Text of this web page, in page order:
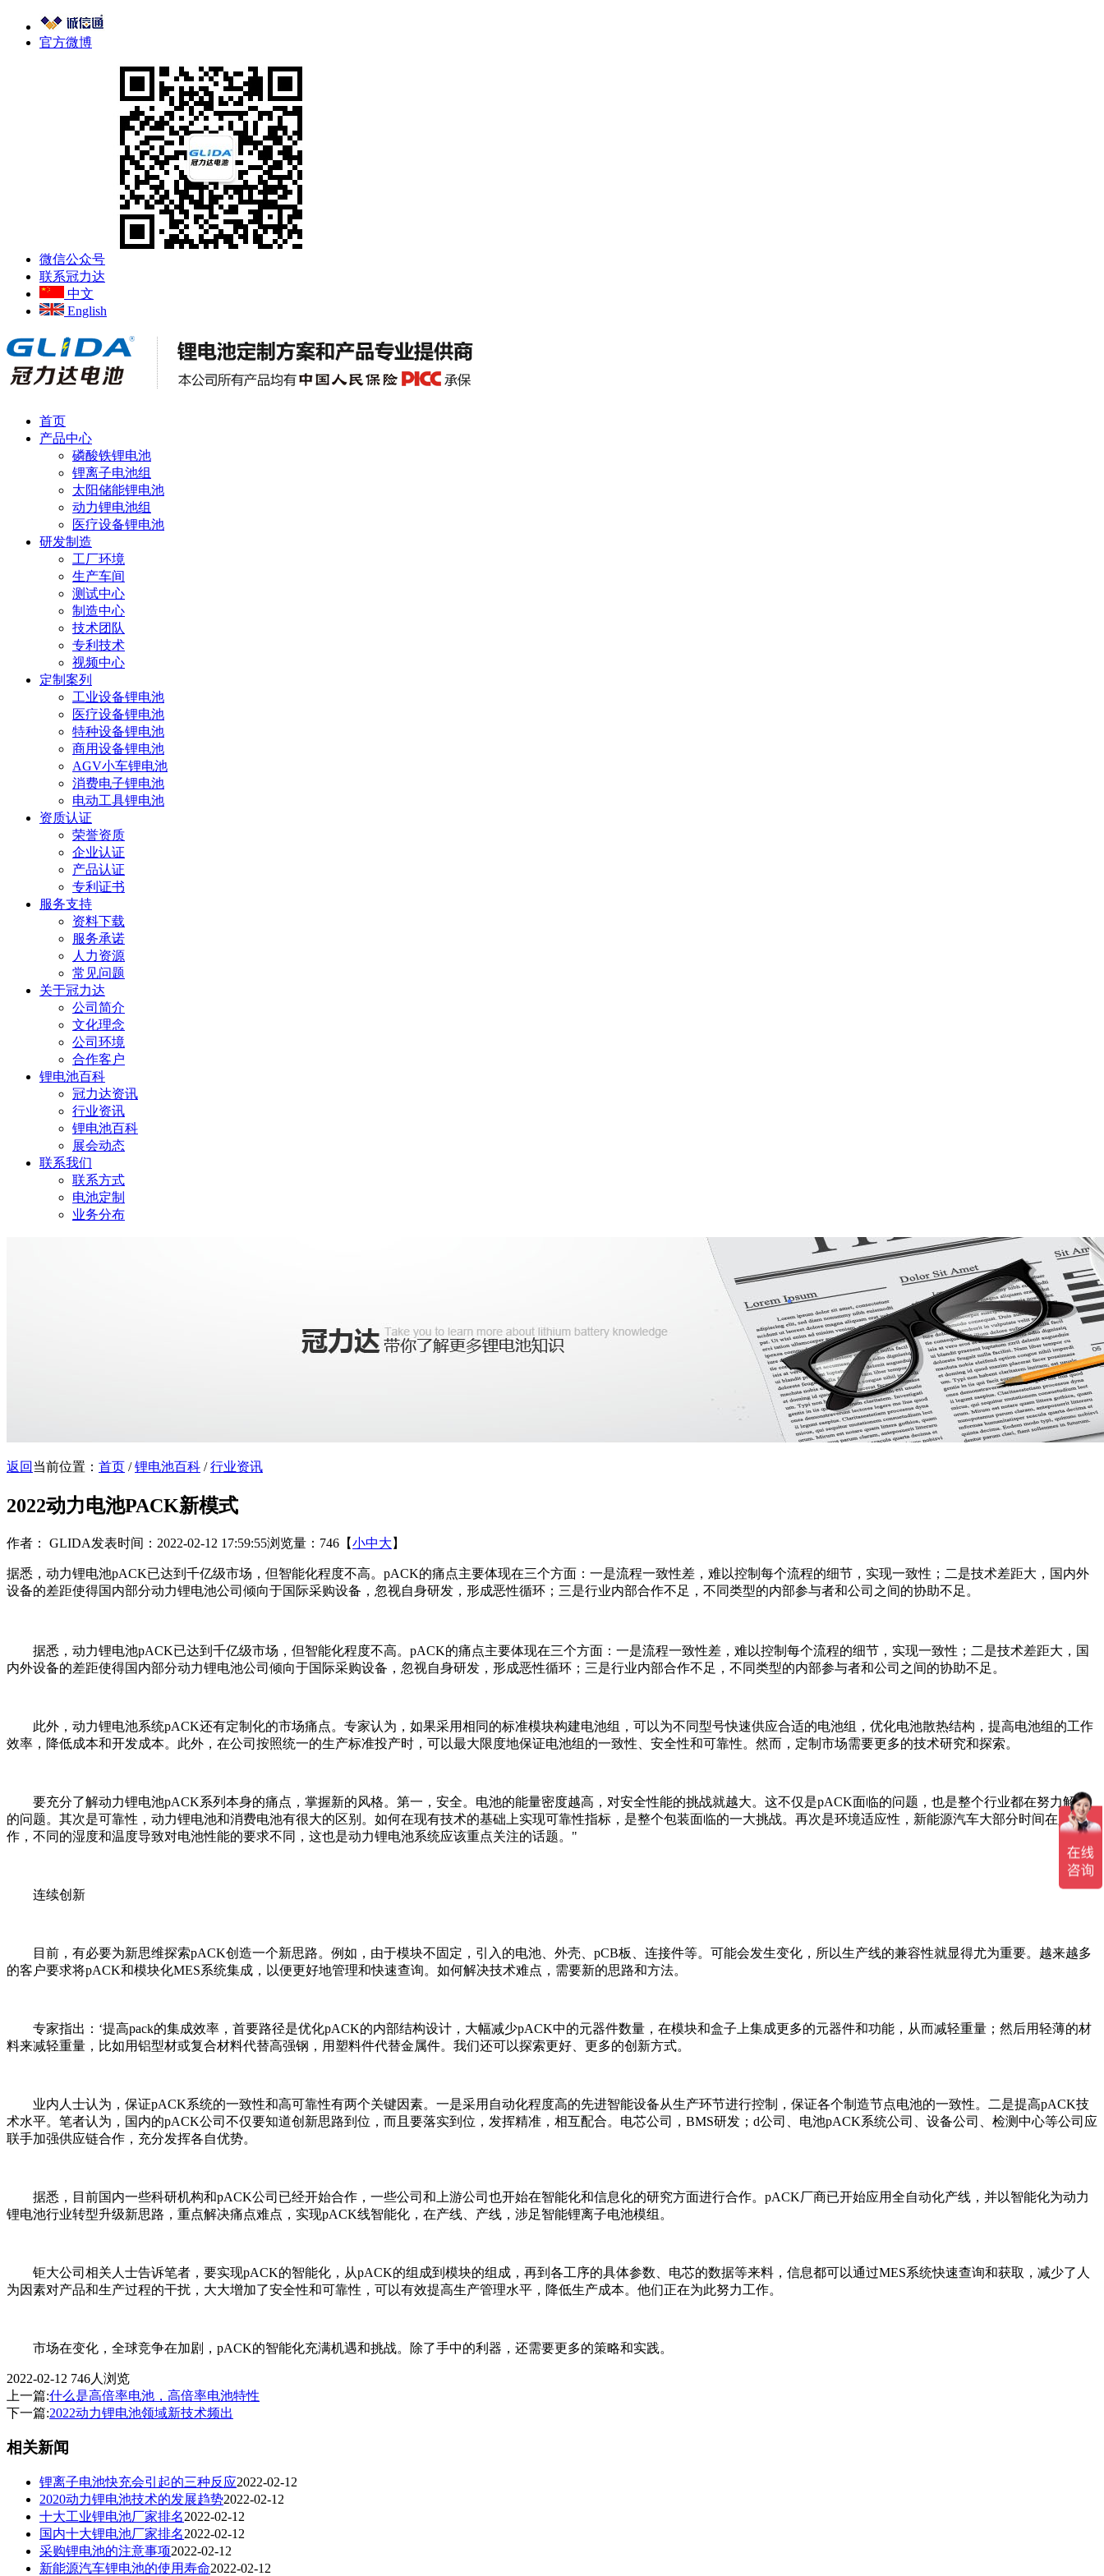
官方微博
微信公众号
联系冠力达
中文
English
首页
产品中心
磷酸铁锂电池
锂离子电池组
太阳储能锂电池
动力锂电池组
医疗设备锂电池
研发制造
工厂环境
生产车间
测试中心
制造中心
技术团队
专利技术
视频中心
定制案列
工业设备锂电池
医疗设备锂电池
特种设备锂电池
商用设备锂电池
AGV小车锂电池
消费电子锂电池
电动工具锂电池
资质认证
荣誉资质
企业认证
产品认证
专利证书
服务支持
资料下载
服务承诺
人力资源
常见问题
关于冠力达
公司简介
文化理念
公司环境
合作客户
锂电池百科
冠力达资讯
行业资讯
锂电池百科
展会动态
联系我们
联系方式
电池定制
业务分布
返回 当前位置： 首页 /锂电池百科 /行业资讯
2022动力电池PACK新模式
作者： GLIDA发表时间：2022-02-12 17:59:55浏览量：746 【小中大 】
据悉，动力锂电池pACK已达到千亿级市场，但智能化程度不高。pACK的痛点主要体现在三个方面：一是流程一致性差，难以控制每个流程的细节，实现一致性；二是技术差距大，国内外
设备的差距使得国内部分动力锂电池公司倾向于国际采购设备，忽视自身研发，形成恶性循环；三是行业内部合作不足，不同类型的内部参与者和公司之间的协助不足。
据悉，动力锂电池pACK已达到千亿级市场，但智能化程度不高。pACK的痛点主要体现在三个方面：一是流程一致性差，难以控制每个流程的细节，实现一致性；二是技术差距大，国
内外设备的差距使得国内部分动力锂电池公司倾向于国际采购设备，忽视自身研发，形成恶性循环；三是行业内部合作不足，不同类型的内部参与者和公司之间的协助不足。
此外，动力锂电池系统pACK还有定制化的市场痛点。专家认为，如果采用相同的标准模块构建电池组，可以为不同型号快速供应合适的电池组，优化电池散热结构，提高电池组的工作
效率，降低成本和开发成本。此外，在公司按照统一的生产标准投产时，可以最大限度地保证电池组的一致性、安全性和可靠性。然而，定制市场需要更多的技术研究和探索。
要充分了解动力锂电池pACK系列本身的痛点，掌握新的风格。第一，安全。电池的能量密度越高，对安全性能的挑战就越大。这不仅是pACK面临的问题，也是整个行业都在努力解决
的问题。其次是可靠性，动力锂电池和消费电池有很大的区别。如何在现有技术的基础上实现可靠性指标，是整个包装面临的一大挑战。再次是环境适应性，新能源汽车大部分时间在露天工
作，不同的湿度和温度导致对电池性能的要求不同，这也是动力锂电池系统应该重点关注的话题。"
连续创新
目前，有必要为新思维探索pACK创造一个新思路。例如，由于模块不固定，引入的电池、外壳、pCB板、连接件等。可能会发生变化，所以生产线的兼容性就显得尤为重要。越来越多
的客户要求将pACK和模块化MES系统集成，以便更好地管理和快速查询。如何解决技术难点，需要新的思路和方法。
专家指出：‘提高pack的集成效率，首要路径是优化pACK的内部结构设计，大幅减少pACK中的元器件数量，在模块和盒子上集成更多的元器件和功能，从而减轻重量；然后用轻薄的材
料来减轻重量，比如用铝型材或复合材料代替高强钢，用塑料件代替金属件。我们还可以探索更好、更多的创新方式。
业内人士认为，保证pACK系统的一致性和高可靠性有两个关键因素。一是采用自动化程度高的先进智能设备从生产环节进行控制，保证各个制造节点电池的一致性。二是提高pACK技
术水平。笔者认为，国内的pACK公司不仅要知道创新思路到位，而且要落实到位，发挥精准，相互配合。电芯公司，BMS研发；d公司、电池pACK系统公司、设备公司、检测中心等公司应
联手加强供应链合作，充分发挥各自优势。
据悉，目前国内一些科研机构和pACK公司已经开始合作，一些公司和上游公司也开始在智能化和信息化的研究方面进行合作。pACK厂商已开始应用全自动化产线，并以智能化为动力
锂电池行业转型升级新思路，重点解决痛点难点，实现pACK线智能化，在产线、产线，涉足智能锂离子电池模组。
钜大公司相关人士告诉笔者，要实现pACK的智能化，从pACK的组成到模块的组成，再到各工序的具体参数、电芯的数据等来料，信息都可以通过MES系统快速查询和获取，减少了人
为因素对产品和生产过程的干扰，大大增加了安全性和可靠性，可以有效提高生产管理水平，降低生产成本。他们正在为此努力工作。
市场在变化，全球竞争在加剧，pACK的智能化充满机遇和挑战。除了手中的利器，还需要更多的策略和实践。
2022-02-12 746人浏览
上一篇:什么是高倍率电池，高倍率电池特性
下一篇:2022动力锂电池领域新技术频出
相关新闻
锂离子电池快充会引起的三种反应2022-02-12
2020动力锂电池技术的发展趋势2022-02-12
十大工业锂电池厂家排名2022-02-12
国内十大锂电池厂家排名2022-02-12
采购锂电池的注意事项2022-02-12
新能源汽车锂电池的使用寿命2022-02-12